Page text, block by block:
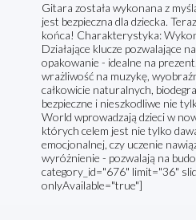
Gitara została wykonana z
jest bezpieczna dla dziecka.
końca! Charakterystyka:
Działające klucze pozwalające
opakowanie - idealne na
wrażliwość na muzykę,
całkowicie naturalnych,
bezpieczne i nieszkodliwe nie
World wprowadzają dzieci w
których celem jest nie tylko
emocjonalnej, czy uczenie
wyróżnienie - pozwalają na
category_id="676" limit="36"
onlyAvailable="true"]